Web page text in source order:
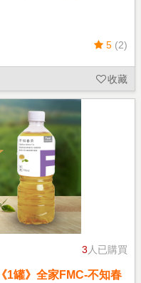
券
5 (2)
收藏
3 人已購買
1罐》全家FMC-不知春